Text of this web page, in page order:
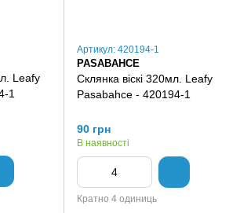
Leafy
1
Артикул: 420194-1
PASABAHCE
Склянка віскі 320мл. Leafy
Pasabahce - 420194-1
90 грн
В наявності
Кратно 4 одиниць